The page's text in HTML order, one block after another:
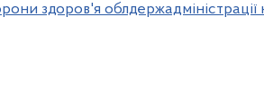
здоров'я облдержадміністрації